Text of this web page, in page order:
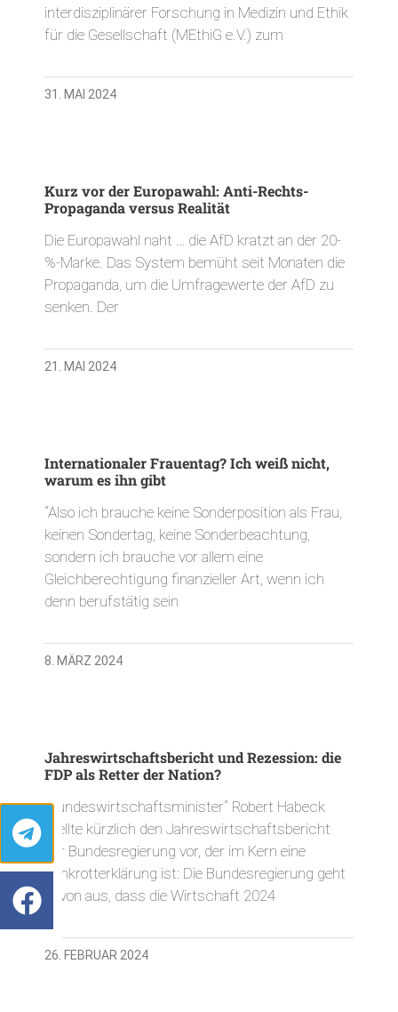
interdisziplinärer Forschung in Medizin und Ethik
für die Gesellschaft (MEthiG e.V.) zum
31. MAI 2024
Kurz vor der Europawahl: Anti-Rechts-
Propaganda versus Realität
Die Europawahl naht … die AfD kratzt an der 20-
%-Marke. Das System bemüht seit Monaten die
Propaganda, um die Umfragewerte der AfD zu
senken. Der
21. MAI 2024
Internationaler Frauentag? Ich weiß nicht,
warum es ihn gibt
“Also ich brauche keine Sonderposition als Frau,
keinen Sondertag, keine Sonderbeachtung,
sondern ich brauche vor allem eine
Gleichberechtigung finanzieller Art, wenn ich
denn berufstätig sein
8. MÄRZ 2024
Jahreswirtschaftsbericht und Rezession: die
FDP als Retter der Nation?
„Bundeswirtschaftsminister“ Robert Habeck
stellte kürzlich den Jahreswirtschaftsbericht
der Bundesregierung vor, der im Kern eine
Bankrotterklärung ist: Die Bundesregierung geht
davon aus, dass die Wirtschaft 2024
26. FEBRUAR 2024